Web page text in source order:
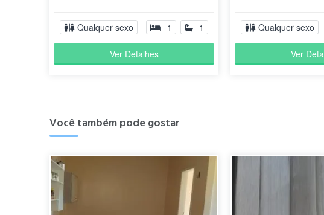
Qualquer sexo 1 1
Ver Detalhes
Qualquer sexo
Ver
Você também pode gostar